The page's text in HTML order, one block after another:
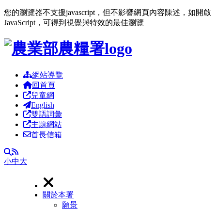
您的瀏覽器不支援javascript，但不影響網頁內容陳述，如開啟
JavaScript，可得到視覺與特效的最佳瀏覽
跳到主要內容區塊
網站導覽
回首頁
兒童網
English
雙語詞彙
主題網站
首長信箱
全文檢索
RSS
小中大
關於本署
願景